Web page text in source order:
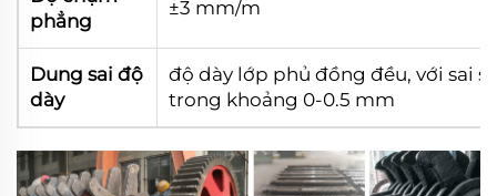
phẳng
±3 mm/m
Dung sai độ
dày
độ dày lớp phủ đồng đều, với sai
trong khoảng 0-0.5 mm